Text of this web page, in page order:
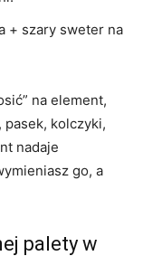
+ szary sweter na
na element,
pasek, kolczyki,
nadaje
go, a
palety w